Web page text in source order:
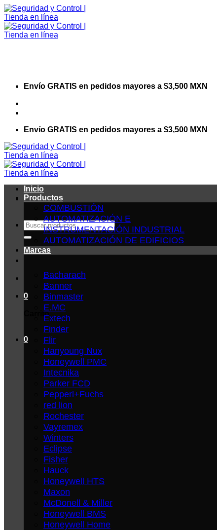
Saltar
al
contenido
Envío GRATIS en pedidos mayores a $3,500 MXN
Envío GRATIS en pedidos mayores a $3,500 MXN
Buscar
por:
0
Carrito
0
Inicio
Productos
COMBUSTIÓN
AUTOMATIZACIÓN E
INSTRUMENTACIÓN INDUSTRIAL
AUTOMATIZACIÓN DE EDIFICIOS
Marcas
Bacharach
Banner
Binmaster
E.MC
Extech
Finder
Flir
Hanyoung Nux
Honeywell PMC
Intecnika
Parker FCD
Pepperl+Fuchs
red lion
Rochester
Vayremex
Winters
Eclipse
Fisher
Hauck
Honeywell HTS
Maxon
McDonell & Miller
Honeywell BMS
Honeywell Home